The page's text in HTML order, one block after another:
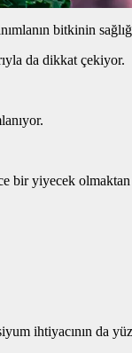
bitkinin
da dikkat çekiyor.
yiyecek olmaktan
ihtiyacının da